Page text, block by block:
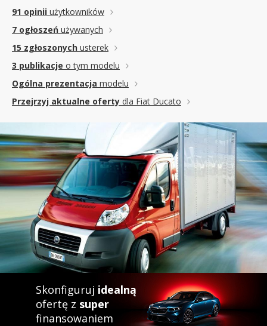
91 opinii użytkowników
7 ogłoszeń używanych
15 zgłoszonych usterek
3 publikacje o tym modelu
Ogólna prezentacja modelu
Przejrzyj aktualne oferty dla Fiat Ducato
Skonfiguruj idealną
ofertę z super
finansowaniem